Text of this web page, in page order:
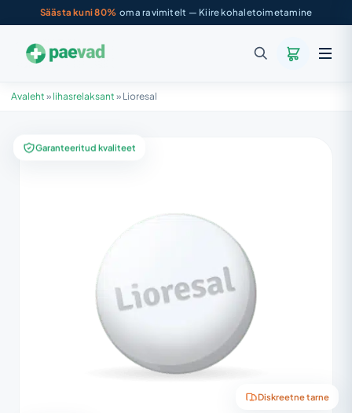
Säästa kuni 80% oma ravimitelt — Kiire kohaletoimetamine
Avaleht » lihasrelaksant » Lioresal
Garanteeritud kvaliteet
Diskreetne tarne